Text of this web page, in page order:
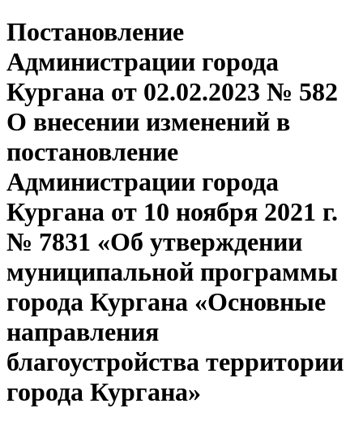
Постановление
Администрации города
Кургана от 02.02.2023 № 582
О внесении изменений в
постановление
Администрации города
Кургана от 10 ноября 2021 г.
№ 7831 «Об утверждении
муниципальной программы
города Кургана «Основные
направления
благоустройства территории
города Кургана»